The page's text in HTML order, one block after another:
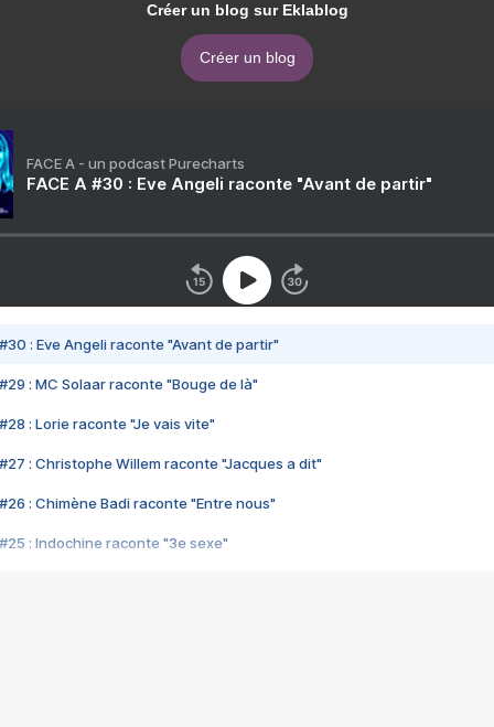
Créer un blog sur Eklablog
Créer un blog
FACE A - un podcast Purecharts
FACE A #30 : Eve Angeli raconte "Avant de partir"
#30 : Eve Angeli raconte "Avant de partir"
#29 : MC Solaar raconte "Bouge de là"
#28 : Lorie raconte "Je vais vite"
#27 : Christophe Willem raconte "Jacques a dit"
#26 : Chimène Badi raconte "Entre nous"
#25 : Indochine raconte "3e sexe"